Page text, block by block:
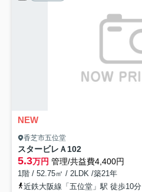
NEW
香芝市五位堂
スタービレＡ 102
5.3万円 管理/共益費4,400円
1階 / 52.75㎡ / 2LDK /築21年
近鉄大阪線「五位堂」駅 徒歩10分